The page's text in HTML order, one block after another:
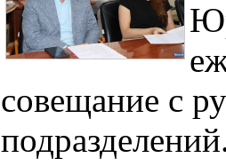
совещание с